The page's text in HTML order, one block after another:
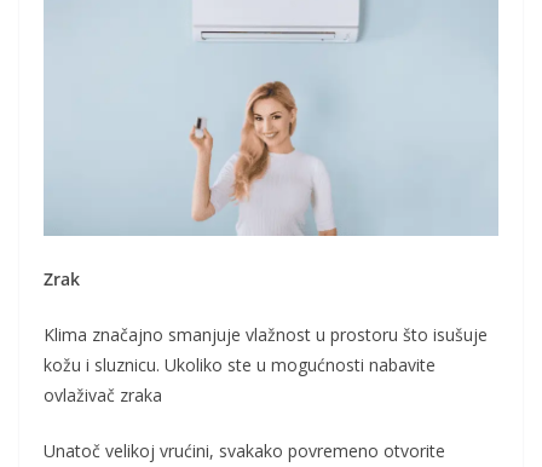
Zrak
Klima značajno smanjuje vlažnost u prostoru što isušuje
kožu i sluznicu. Ukoliko ste u mogućnosti nabavite
ovlaživač zraka
Unatoč velikoj vrućini, svakako povremeno otvorite